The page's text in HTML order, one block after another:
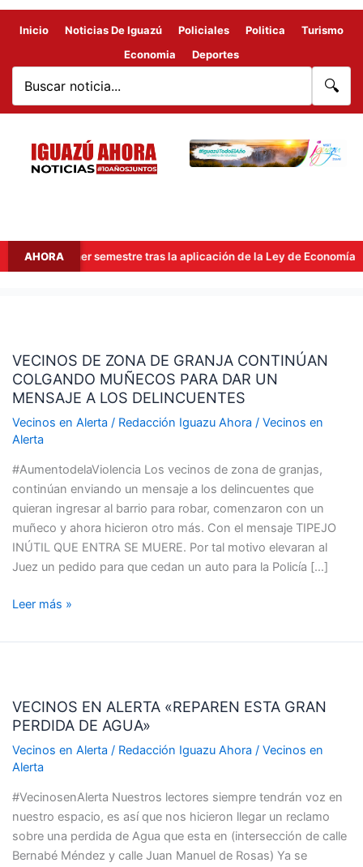
Inicio Noticias De Iguazú Policiales Politica
Turismo
Economia
Deportes
🔍
AHORA
primer semestre tras la aplicación de la Ley de Economía del
VECINOS DE ZONA DE GRANJA CONTINÚAN
COLGANDO MUÑECOS PARA DAR UN
MENSAJE A LOS DELINCUENTES
Vecinos en Alerta / Redacción Iguazu Ahora / Vecinos en
Alerta
#AumentodelaViolencia Los vecinos de zona de granjas,
continúan enviando un mensaje a los delincuentes que
quieran ingresar al barrio para robar, comenzaron con un
muñeco y ahora hicieron otro más. Con el mensaje TIPEJO
INÚTIL QUE ENTRA SE MUERE. Por tal motivo elevaran al
Juez un pedido para que cedan un auto para la Policía […]
ZONA
DE
GRANJA
CONTINÚAN
COLGANDO
PARA
DAR
UN
MENSAJE
A
LOS
DELINCUENTES
Leer más »
VECINOS EN ALERTA «REPAREN ESTA GRAN
PERDIDA DE AGUA»
Vecinos en Alerta / Redacción Iguazu Ahora / Vecinos en
Alerta
#VecinosenAlerta Nuestros lectores siempre tendrán voz en
nuestro espacio, es así que nos hicieron llegar un reclamo
sobre una perdida de Agua que esta en (intersección de calle
Bernabé Méndez y calle Juan Manuel de Rosas) Ya se
ALERTA
«REPAREN
ESTA
GRAN
DE
AGUA»